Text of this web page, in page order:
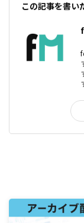
この記事を書い